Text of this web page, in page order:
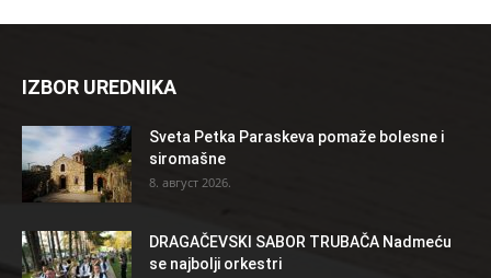
IZBOR UREDNIKA
Sveta Petka Paraskeva pomaže bolesne i
siromašne
8. август 2026.
DRAGAČEVSKI SABOR TRUBAČA Nadmeću
se najbolji orkestri